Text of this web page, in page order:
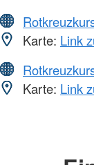
Karte: Link
Karte: Link